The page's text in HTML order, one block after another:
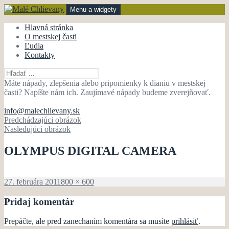
Preskočiť
na
obsah
Malé Chlievany
mestská časť Bánovce nad Bebravou
Menu a widgety
Hlavná stránka
O mestskej časti
Ľudia
Kontakty
Hľadať:
Máte nápady, zlepšenia alebo pripomienky k dianiu v mestskej
časti? Napíšte nám ich. Zaujímavé nápady budeme zverejňovať.
info@malechlievany.sk
Predchádzajúci obrázok
Nasledujúci obrázok
OLYMPUS DIGITAL CAMERA
Publikované
27. februára 2011Plná
800 × 600
Pridaj komentár
Prepáčte, ale pred zanechaním komentára sa musíte prihlásiť.